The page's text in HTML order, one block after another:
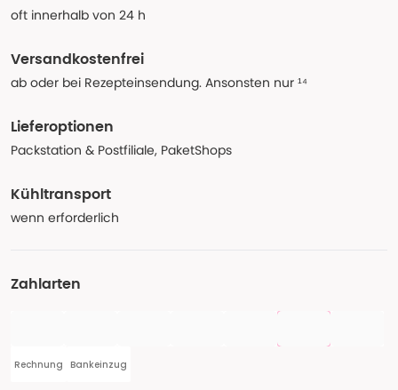
oft innerhalb von 24 h
Versandkostenfrei
ab oder bei Rezepteinsendung. Ansonsten nur ¹⁴
Lieferoptionen
Packstation & Postfiliale, PaketShops
Kühltransport
wenn erforderlich
Zahlarten
Rechnung Bankeinzug